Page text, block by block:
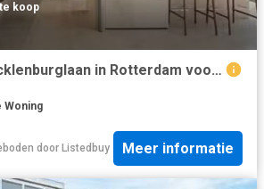
te koop
Huis te koop Mecklenburglaan in Rotterdam voor € 3.000.000
Woning
door Listedbuy Meer informatie